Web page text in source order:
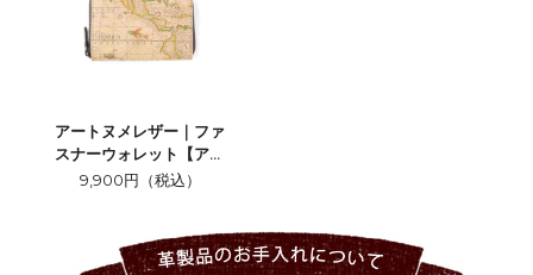
アートヌメレザー｜ファ
スナーウォレット【アン
ティークマップ】
9,900円（税込）